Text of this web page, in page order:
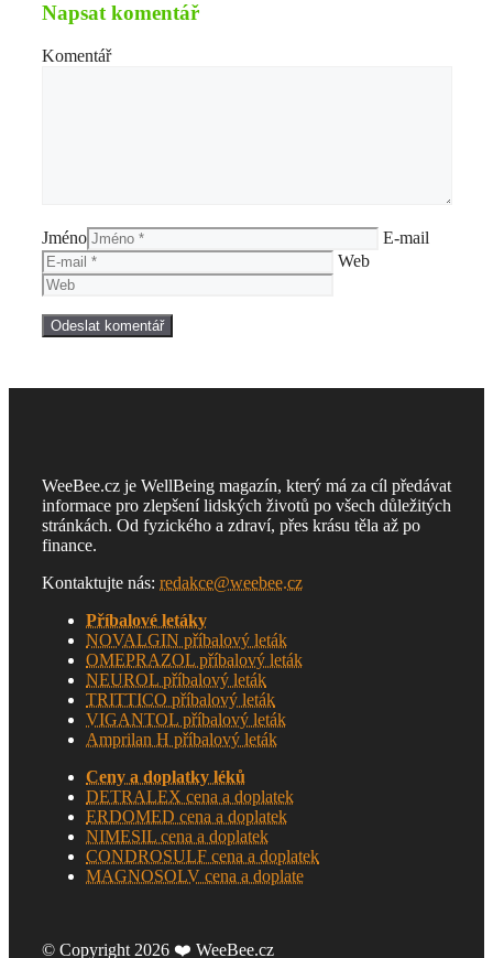
Napsat komentář
Komentář
Jméno
E-mail
Web
WeeBee.cz je WellBeing magazín, který má za cíl předávat
informace pro zlepšení lidských životů po všech důležitých
stránkách. Od fyzického a zdraví, přes krásu těla až po
finance.
Kontaktujte nás: redakce@weebee.cz
Příbalové letáky
NOVALGIN příbalový leták
OMEPRAZOL příbalový leták
NEUROL příbalový leták
TRITTICO příbalový leták
VIGANTOL příbalový leták
Amprilan H příbalový leták
Ceny a doplatky léků
DETRALEX cena a doplatek
ERDOMED cena a doplatek
NIMESIL cena a doplatek
CONDROSULF cena a doplatek
MAGNOSOLV cena a doplate
© Copyright 2026 ❤️ WeeBee.cz